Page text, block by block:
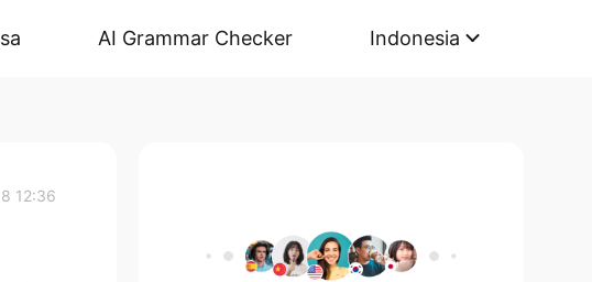
AI Grammar Checker Indonesia
12:36